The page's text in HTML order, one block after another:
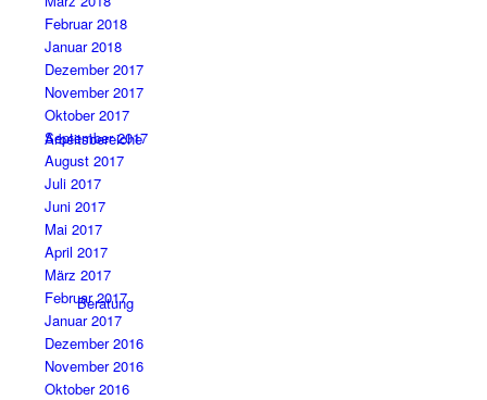
Arbeitsbereiche
Beratung
Februar 2018
Januar 2018
Dezember 2017
November 2017
Oktober 2017
September 2017
August 2017
Juli 2017
Juni 2017
Mai 2017
April 2017
März 2017
Februar 2017
Januar 2017
Dezember 2016
November 2016
Oktober 2016